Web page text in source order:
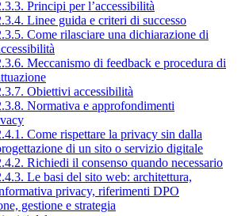
Principi per l’accessibilità
Linee guida e criteri di successo
Come rilasciare una dichiarazione di
Meccanismo di feedback e procedura di
Obiettivi accessibilità
Normativa e approfondimenti
Come rispettare la privacy sin dalla
di un sito o servizio digitale
Richiedi il consenso quando necessario
Le basi del sito web: architettura,
privacy, riferimenti DPO
gestione e strategia